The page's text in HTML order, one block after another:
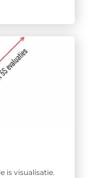
is visualisatie.